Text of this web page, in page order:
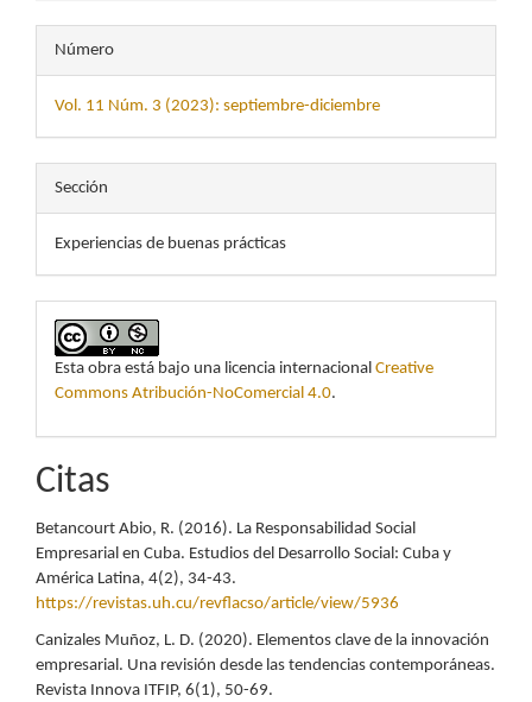
Número
Vol. 11 Núm. 3 (2023): septiembre-diciembre
Sección
Experiencias de buenas prácticas
Esta obra está bajo una licencia internacional Creative
Commons Atribución-NoComercial 4.0.
Citas
Betancourt Abio, R. (2016). La Responsabilidad Social
Empresarial en Cuba. Estudios del Desarrollo Social: Cuba y
América Latina, 4(2), 34-43.
https://revistas.uh.cu/revflacso/article/view/5936
Canizales Muñoz, L. D. (2020). Elementos clave de la innovación
empresarial. Una revisión desde las tendencias contemporáneas.
Revista Innova ITFIP, 6(1), 50-69.